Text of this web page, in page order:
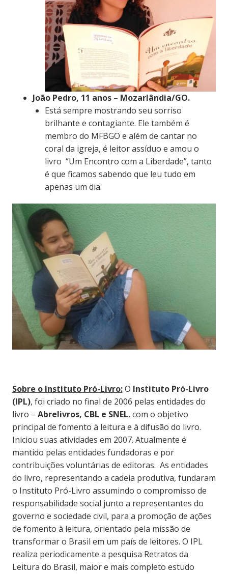
João Pedro, 11 anos – Mozarlândia/GO.
Está sempre mostrando seu sorriso
brilhante e contagiante. Ele também é
membro do MFBGO e além de cantar no
coral da igreja, é leitor assíduo e amou o
livro “Um Encontro com a Liberdade”, tanto
é que ficamos sabendo que leu tudo em
apenas um dia:
Sobre o Instituto Pró-Livro: O Instituto Pró-Livro
(IPL), foi criado no final de 2006 pelas entidades do
livro – Abrelivros, CBL e SNEL, com o objetivo
principal de fomento à leitura e à difusão do livro.
Iniciou suas atividades em 2007. Atualmente é
mantido pelas entidades fundadoras e por
contribuições voluntárias de editoras. As entidades
do livro, representando a cadeia produtiva, fundaram
o Instituto Pró-Livro assumindo o compromisso de
responsabilidade social junto a representantes do
governo e sociedade civil, para a promoção de ações
de fomento à leitura, orientado pela missão de
transformar o Brasil em um país de leitores. O IPL
realiza periodicamente a pesquisa Retratos da
Leitura do Brasil, maior e mais completo estudo